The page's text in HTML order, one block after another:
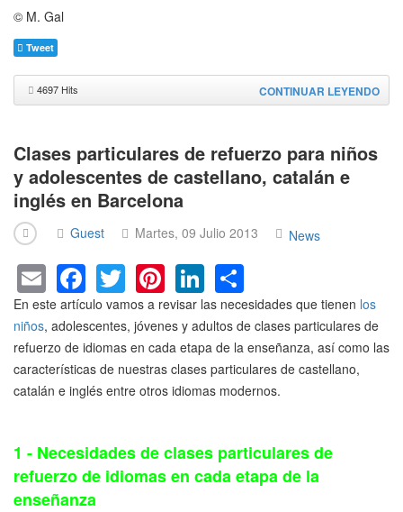
© M. Gal
Tweet
CONTINUAR LEYENDO
4697 Hits
Clases particulares de refuerzo para niños
y adolescentes de castellano, catalán e
inglés en Barcelona
Guest Martes, 09 Julio 2013 News
E
m
ail
F
a
c
e
b
o
k
T
wi
tt
er
Pi
nt
er
e
st
Li
n
k
e
dI
h
ar
e
En este artículo vamos a revisar las necesidades que tienen los
niños, adolescentes, jóvenes y adultos de clases particulares de
refuerzo de idiomas en cada etapa de la enseñanza, así como las
características de nuestras clases particulares de castellano,
catalán e inglés entre otros idiomas modernos.
1 - Necesidades de clases particulares de
refuerzo de idiomas en cada etapa de la
enseñanza